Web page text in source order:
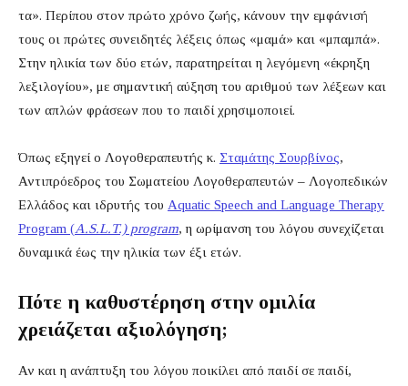
τα». Περίπου στον πρώτο χρόνο ζωής, κάνουν την εμφάνισή
τους οι πρώτες συνειδητές λέξεις όπως «μαμά» και «μπαμπά».
Στην ηλικία των δύο ετών, παρατηρείται η λεγόμενη «έκρηξη
λεξιλογίου», με σημαντική αύξηση του αριθμού των λέξεων και
των απλών φράσεων που το παιδί χρησιμοποιεί.
Όπως εξηγεί ο Λογοθεραπευτής κ. Σταμάτης Σουρβίνος,
Αντιπρόεδρος του Σωματείου Λογοθεραπευτών – Λογοπεδικών
Ελλάδος και ιδρυτής του Aquatic Speech and Language Therapy
Program (A.S.L.T.) program, η ωρίμανση του λόγου συνεχίζεται
δυναμικά έως την ηλικία των έξι ετών.
Πότε η καθυστέρηση στην ομιλία
χρειάζεται αξιολόγηση;
Αν και η ανάπτυξη του λόγου ποικίλει από παιδί σε παιδί,